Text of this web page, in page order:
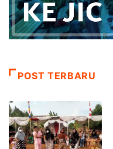
POST TERBARU